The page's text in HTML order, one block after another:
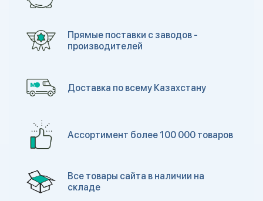
Прямые поставки с заводов -
производителей
Доставка по всему Казахстану
Ассортимент более 100 000 товаров
Все товары сайта в наличии на
складе